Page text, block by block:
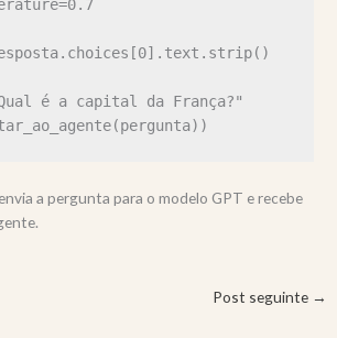
é a capital da França?"
a pergunta para o modelo GPT e recebe
Post seguinte →